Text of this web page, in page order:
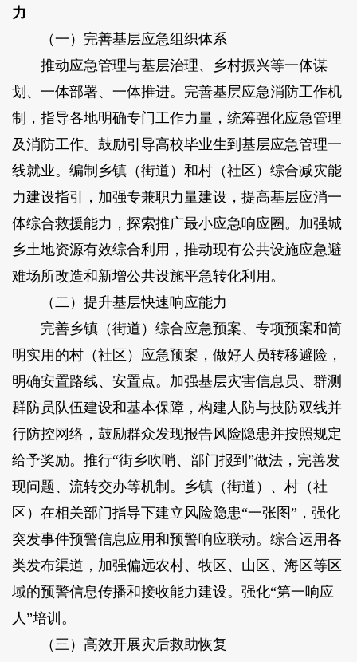
力
（一）完善基层应急组织体系
推动应急管理与基层治理、乡村振兴等一体谋
划、一体部署、一体推进。完善基层应急消防工作机
制，指导各地明确专门工作力量，统筹强化应急管理
及消防工作。鼓励引导高校毕业生到基层应急管理一
线就业。编制乡镇（街道）和村（社区）综合减灾能
力建设指引，加强专兼职力量建设，提高基层应消一
体综合救援能力，探索推广最小应急响应圈。加强城
乡土地资源有效综合利用，推动现有公共设施应急避
难场所改造和新增公共设施平急转化利用。
（二）提升基层快速响应能力
完善乡镇（街道）综合应急预案、专项预案和简
明实用的村（社区）应急预案，做好人员转移避险，
明确安置路线、安置点。加强基层灾害信息员、群测
群防员队伍建设和基本保障，构建人防与技防双线并
行防控网络，鼓励群众发现报告风险隐患并按照规定
给予奖励。推行“街乡吹哨、部门报到”做法，完善发
现问题、流转交办等机制。乡镇（街道）、村（社
区）在相关部门指导下建立风险隐患“一张图”，强化
突发事件预警信息应用和预警响应联动。综合运用各
类发布渠道，加强偏远农村、牧区、山区、海区等区
域的预警信息传播和接收能力建设。强化“第一响应
人”培训。
（三）高效开展灾后救助恢复